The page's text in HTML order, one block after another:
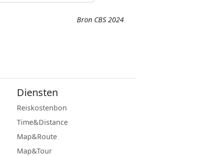
Bron CBS 2024
Diensten
Reiskostenbon
Time&Distance
Map&Route
Map&Tour